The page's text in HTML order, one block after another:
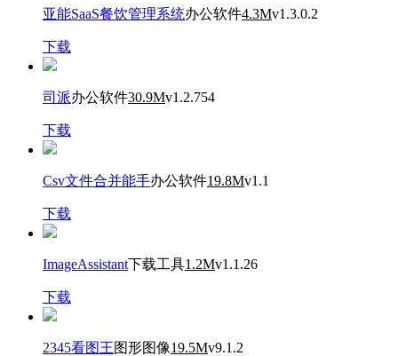
亚能SaaS餐饮管理系统办公软件4.3Mv1.3.0.2
下载
司派办公软件30.9Mv1.2.754
下载
Csv文件合并能手办公软件19.8Mv1.1
下载
ImageAssistant下载工具1.2Mv1.1.26
下载
2345看图王图形图像19.5Mv9.1.2